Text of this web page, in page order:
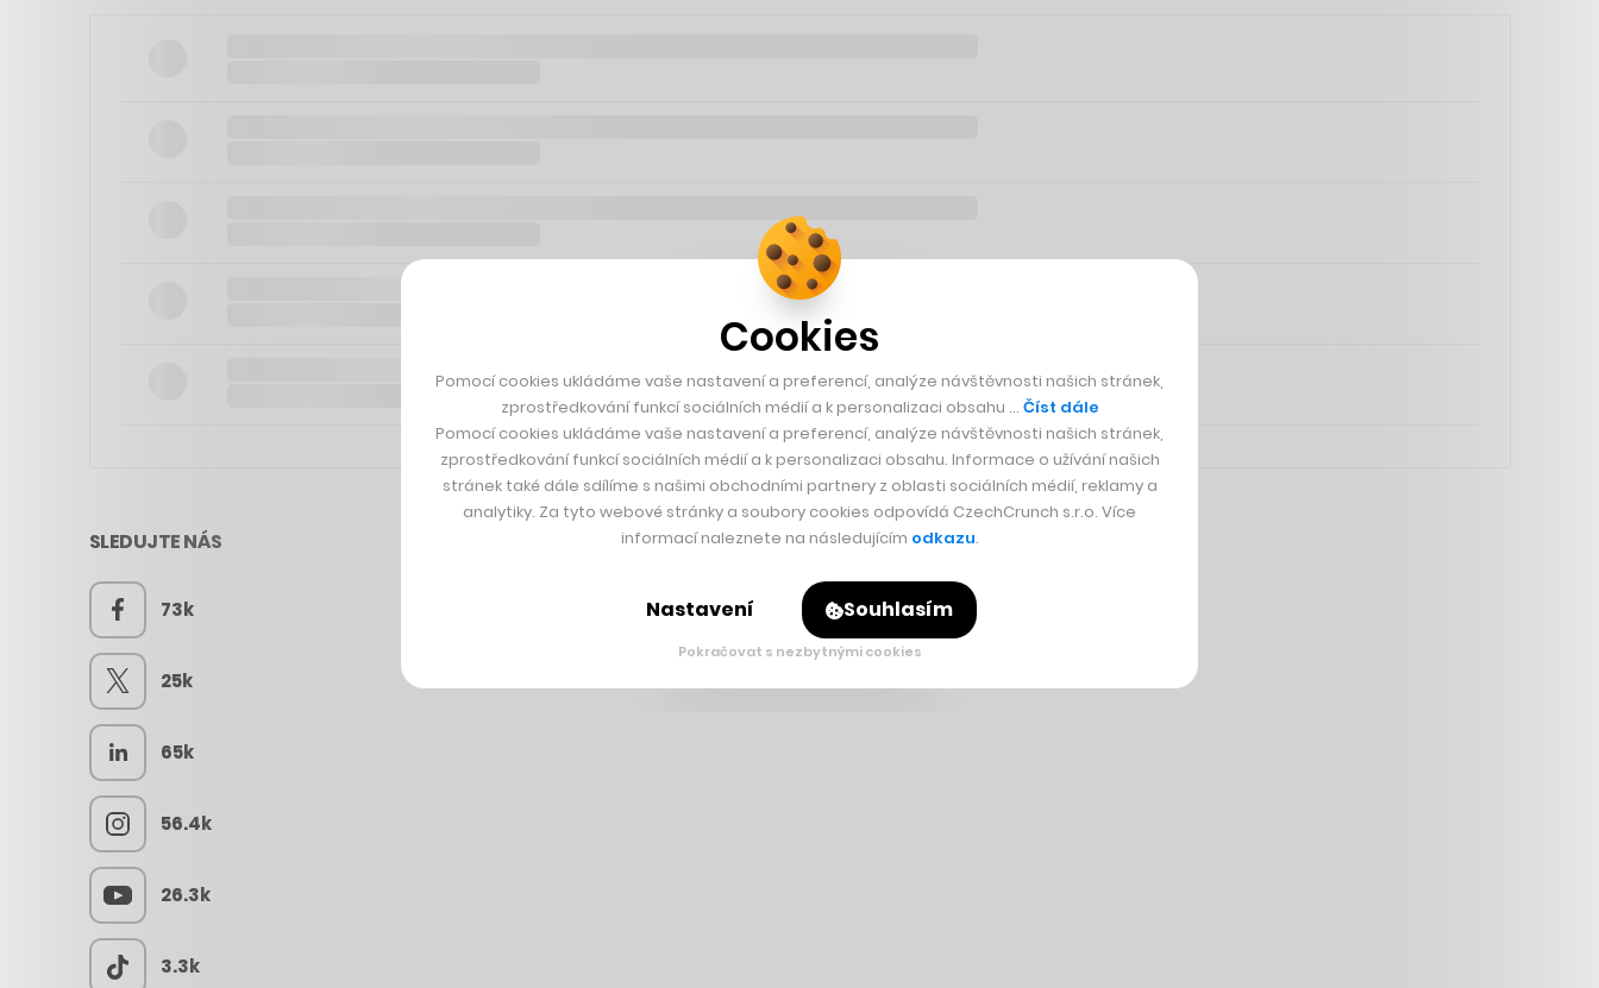
SLEDUJTE NÁS
73k
25k
65k
56.4k
26.3k
3.3k
Cookies
Pomocí cookies ukládáme vaše nastavení a preferencí, analýze návštěvnosti našich stránek,
zprostředkování funkcí sociálních médií a k personalizaci obsahu … Číst dále
Pomocí cookies ukládáme vaše nastavení a preferencí, analýze návštěvnosti našich stránek,
zprostředkování funkcí sociálních médií a k personalizaci obsahu. Informace o užívání našich
stránek také dále sdílíme s našimi obchodními partnery z oblasti sociálních médií, reklamy a
analytiky. Za tyto webové stránky a soubory cookies odpovídá CzechCrunch s.r.o. Více
informací naleznete na následujícím odkazu.
Nastavení Souhlasím
Pokračovat s nezbytnými cookies